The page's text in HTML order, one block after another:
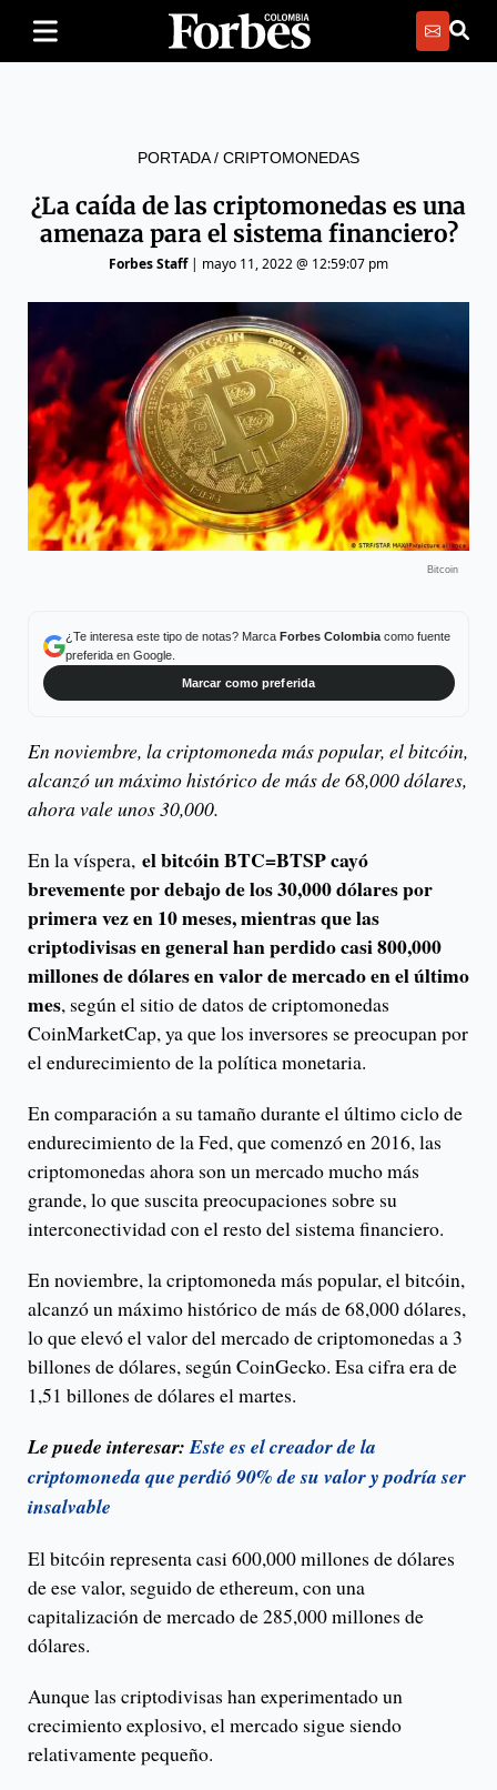
PORTADA/ CRIPTOMONEDAS
¿La caída de las criptomonedas es una
amenaza para el sistema financiero?
Forbes Staff| mayo 11, 2022 @ 12:59:07 pm
Bitcoin
¿Te interesa este tipo de notas? Marca Forbes Colombiacomo fuente
preferida en Google.
Marcar como preferida
En noviembre, la criptomoneda más popular, el bitcóin,
alcanzó un máximo histórico de más de 68,000 dólares,
ahora vale unos 30,000.
En la víspera, el bitcóin BTC=BTSP cayó
brevemente por debajo de los 30,000 dólares por
primera vez en 10 meses, mientras que las
criptodivisas en general han perdido casi 800,000
millones de dólares en valor de mercado en el último
mes, según el sitio de datos de criptomonedas
CoinMarketCap, ya que los inversores se preocupan por
el endurecimiento de la política monetaria.
En comparación a su tamaño durante el último ciclo de
endurecimiento de la Fed, que comenzó en 2016, las
criptomonedas ahora son un mercado mucho más
grande, lo que suscita preocupaciones sobre su
interconectividad con el resto del sistema financiero.
En noviembre, la criptomoneda más popular, el bitcóin,
alcanzó un máximo histórico de más de 68,000 dólares,
lo que elevó el valor del mercado de criptomonedas a 3
billones de dólares, según CoinGecko. Esa cifra era de
1,51 billones de dólares el martes.
Le puede interesar:Este es el creador de la
criptomoneda que perdió 90% de su valor y podría ser
insalvable
El bitcóin representa casi 600,000 millones de dólares
de ese valor, seguido de ethereum, con una
capitalización de mercado de 285,000 millones de
dólares.
Aunque las criptodivisas han experimentado un
crecimiento explosivo, el mercado sigue siendo
relativamente pequeño.